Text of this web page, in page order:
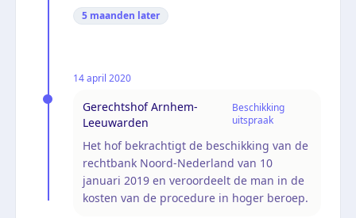
5 maanden later
14 april 2020
Gerechtshof Arnhem-
Leeuwarden
Beschikking
uitspraak
Het hof bekrachtigt de beschikking van de
rechtbank Noord-Nederland van 10
januari 2019 en veroordeelt de man in de
kosten van de procedure in hoger beroep.